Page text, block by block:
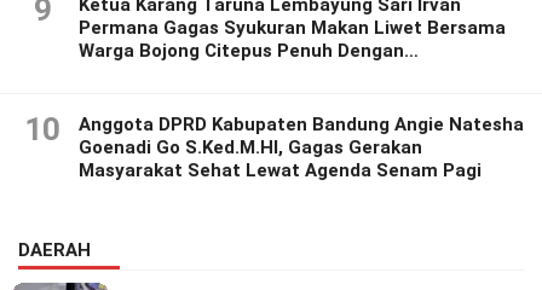
9
Ketua Karang Taruna Lembayung Sari Irvan
Permana Gagas Syukuran Makan Liwet Bersama
Warga Bojong Citepus Penuh Dengan
10
Anggota DPRD Kabupaten Bandung Angie Natesha
Goenadi Go S.Ked.M.HI, Gagas Gerakan
Masyarakat Sehat Lewat Agenda Senam Pagi
DAERAH